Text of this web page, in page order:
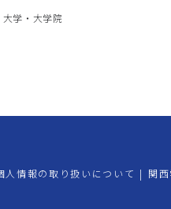
大学・大学院
人情報の取り扱いについて | 関